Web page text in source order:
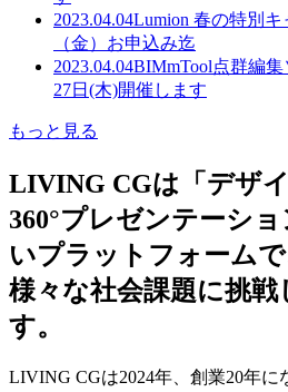
2023.04.04Lumion 春の特別キ
（金）お申込み迄
2023.04.04BIMmTool点群編
27日(木)開催します
もっと見る
LIVING CGは「デザ
360°プレゼンテーシ
いプラットフォーム
様々な社会課題に挑戦
す。
LIVING CGは2024年、創業20年に